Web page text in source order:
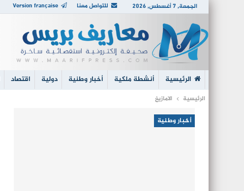
الجمعة, 7 أغسطس, 2026 للتواصل معنا Version française
الرئيسية أنشطة ملكية أخبار وطنية دولية اقتصاد
الرئيسية الامازيغ
أخبار وطنية